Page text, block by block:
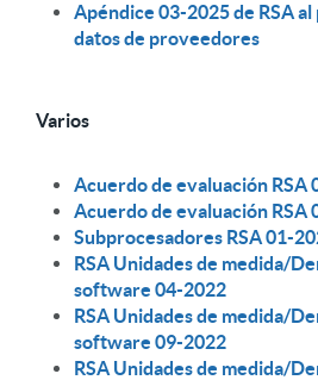
Apéndice 03-2025 de RSA
datos de proveedores
Varios
Acuerdo de evaluación RSA
Acuerdo de evaluación RSA
Subprocesadores RSA 01-
RSA Unidades de medida/
software 04-2022
RSA Unidades de medida/
software 09-2022
RSA Unidades de medida/